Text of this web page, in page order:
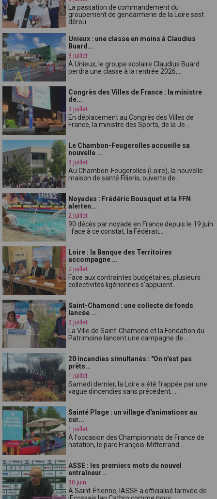
La passation de commandement du
groupement de gendarmerie de la Loire sest
dérou...
Unieux : une classe en moins à Claudius
Buard...
3 juillet
À Unieux, le groupe scolaire Claudius Buard
perdra une classe à la rentrée 2026,...
Congrès des Villes de France : la ministre
de...
3 juillet
En déplacement au Congrès des Villes de
France, la ministre des Sports, de la Je...
Le Chambon-Feugerolles accueille sa
nouvelle ...
3 juillet
Au Chambon-Feugerolles (Loire), la nouvelle
maison de santé Filieris, ouverte de...
Noyades : Frédéric Bousquet et la FFN
alerten...
2 juillet
90 décès par noyade en France depuis le 19 juin
: face à ce constat, la Fédérati...
Loire : la Banque des Territoires
accompagne ...
2 juillet
Face aux contraintes budgétaires, plusieurs
collectivités ligériennes s'appuient...
Saint-Chamond : une collecte de fonds
lancée ...
2 juillet
La Ville de Saint-Chamond et la Fondation du
Patrimoine lancent une campagne de ...
20 incendies simultanés : "On n'est pas
prêts...
1 juillet
Samedi dernier, la Loire a été frappée par une
vague dincendies sans précédent, ...
Sainté Plage : un village d'animations au
cur...
1 juillet
À l'occasion des Championnats de France de
natation, le parc François-Mitterrand...
ASSE : les premiers mots du nouvel
entraîneur...
30 juin
À Saint-Étienne, lASSE a officialisé larrivée de